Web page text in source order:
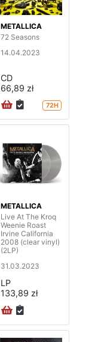
METALLICA
72 Seasons
14.04.2023
CD
66,89 zł
72H
METALLICA
Live At The Kroq
Weenie Roast
Irvine California
2008 (clear vinyl)
(2LP)
31.03.2023
LP
133,89 zł